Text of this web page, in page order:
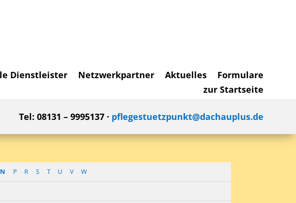
Dienstleister Netzwerkpartner Aktuelles
Formulare
zur Startseite
Tel: 08131 – 9995137 · pflegestuetzpunkt@dachauplus.de
N P R S T U V W